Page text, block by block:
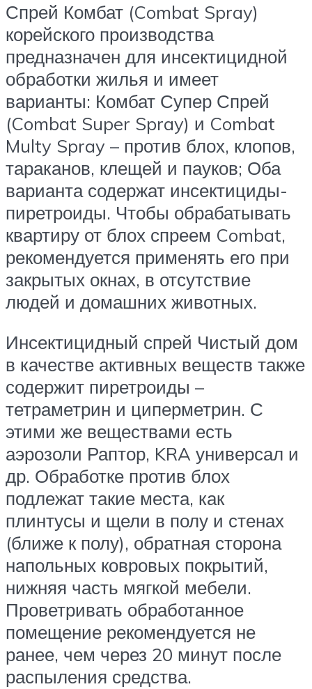
Спрей Комбат (Combat Spray)
корейского производства
предназначен для инсектицидной
обработки жилья и имеет
варианты: Комбат Супер Спрей
(Combat Super Spray) и Combat
Multy Spray – против блох, клопов,
тараканов, клещей и пауков; Оба
варианта содержат инсектициды-
пиретроиды. Чтобы обрабатывать
квартиру от блох спреем Combat,
рекомендуется применять его при
закрытых окнах, в отсутствие
людей и домашних животных.
Инсектицидный спрей Чистый дом
в качестве активных веществ также
содержит пиретроиды –
тетраметрин и циперметрин. С
этими же веществами есть
аэрозоли Раптор, KRA универсал и
др. Обработке против блох
подлежат такие места, как
плинтусы и щели в полу и стенах
(ближе к полу), обратная сторона
напольных ковровых покрытий,
нижняя часть мягкой мебели.
Проветривать обработанное
помещение рекомендуется не
ранее, чем через 20 минут после
распыления средства.